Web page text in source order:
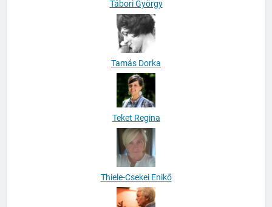
Tamás Dorka
Teket Regina
Thiele-Csekei Enikő
Thomas Achelis